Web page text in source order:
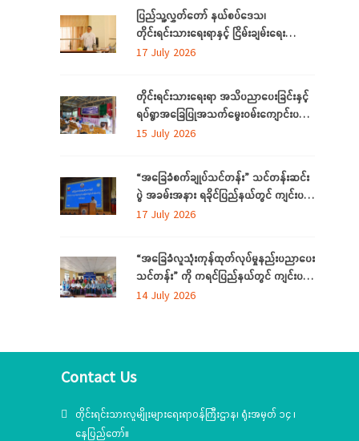
ပြုလုပ်
ပြည်သူ့လွှတ်တော် နယ်စပ်ဒေသ၊
တိုင်းရင်းသားရေးရာနှင့် ငြိမ်းချမ်းရေး
ကော်မတီနှင့် တိုင်းရင်းသားလူမျိုးများရေးရာ
17 July 2026
တိုင်းရင်းသားရေးရာ အသိပညာပေးခြင်းနှင့်
ရပ်ရွာအခြေပြုအသက်မွေးဝမ်းကျောင်းပညာ
လိုအပ်ချက်တို့ကို ဆန်းစစ်စီမံခြင်း အစီအစဉ်
15 July 2026
“အခြေခံစက်ချုပ်သင်တန်း” သင်တန်းဆင်း
ပွဲ အခမ်းအနား ရခိုင်ပြည်နယ်တွင် ကျင်းပ
ပြုလုပ်
17 July 2026
“အခြေခံလူသုံးကုန်ထုတ်လုပ်မှုနည်းပညာပေး
သင်တန်း” ကို ကရင်ပြည်နယ်တွင် ကျင်းပ
ပြုလုပ်
14 July 2026
Contact Us
တိုင်းရင်းသားလူမျိုးများရေးရာဝန်ကြီးဌာန၊ ရုံးအမှတ် ၁၄ ၊
နေပြည်တော်။